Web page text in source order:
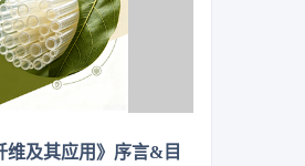
维及其应用》序言&目